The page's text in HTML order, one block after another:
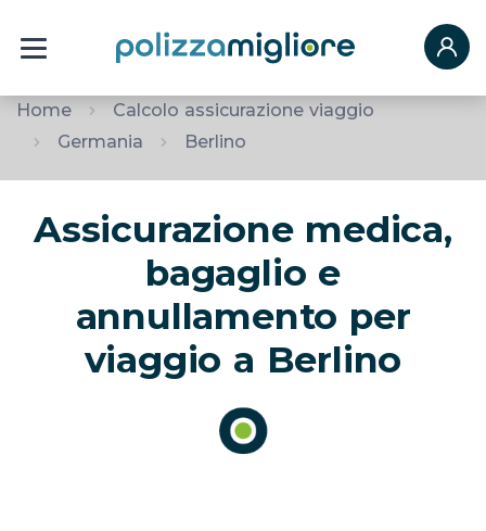
Home
Calcolo assicurazione viaggio
Germania
Berlino
Assicurazione medica,
bagaglio e
annullamento per
viaggio a Berlino